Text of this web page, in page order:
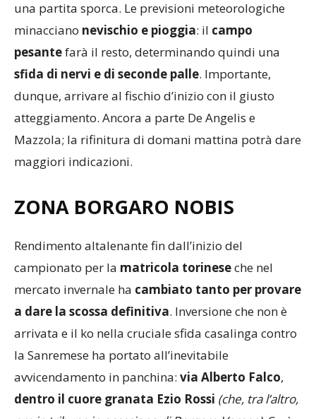
provando a sfruttare quella che si prospetta essere
una partita sporca. Le previsioni meteorologiche
minaccianonevischio e pioggia: ilcampo
pesantefarà il resto, determinando quindi una
sfida di nervi e di seconde palle. Importante,
dunque, arrivare al fischio d’inizio con il giusto
atteggiamento. Ancora a parte De Angelis e
Mazzola; la rifinitura di domani mattina potrà dare
Rendimento altalenante fin dall’inizio del
campionato per lamatricola torinese che nel
mercato invernale hacambiato tanto per provare
a dare la scossa definitiva. Inversione che non è
arrivata e il ko nella cruciale sfida casalinga contro
la Sanremese ha portato all’inevitabile
avvicendamento in panchina:via Alberto Falco,